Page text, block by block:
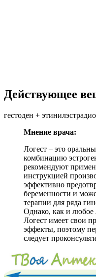
Действующее
гестоден +
Мнение врача:
Логест – это
комбинацию
рекомендуют
инструкцией
эффективно
беременности и
терапии для ряда
Однако, как и любое
Логест имеет свои
эффекты, поэтому
следует